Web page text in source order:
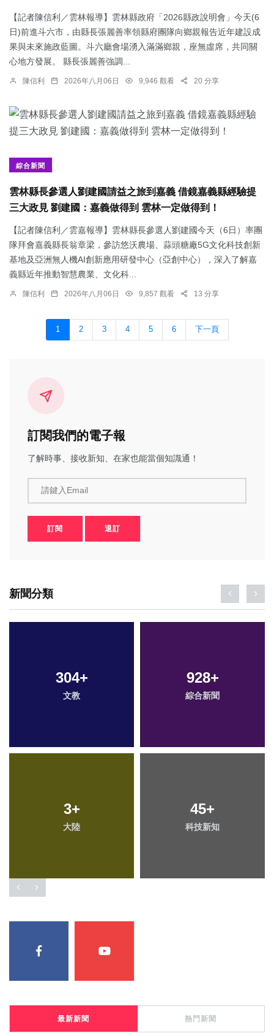
【記者陳信利／雲林報導】雲林縣政府「2026縣政說明會」今天(6
日)前進斗六市，由縣長張麗善率領縣府團隊向鄉親報告近年建設成
果與未來施政藍圖。斗六廳會場湧入滿滿鄉親，座無虛席，共同關
心地方發展。 縣長張麗善強調...
陳信利 2026年八月06日 9,946 觀看 20 分享
綜合新聞
雲林縣長參選人劉建國請益之旅到嘉義 借鏡嘉義縣經驗提
三大政見 劉建國：嘉義做得到 雲林一定做得到！
【記者陳信利／雲嘉報導】雲林縣長參選人劉建國今天（6日）率團
隊拜會嘉義縣長翁章梁，參訪悠沃農場、蒜頭糖廠5G文化科技創新
基地及亞洲無人機AI創新應用研發中心（亞創中心），深入了解嘉
義縣近年推動智慧農業、文化科...
陳信利 2026年八月06日 9,857 觀看 13 分享
1 2 3 4 5 6 下一頁
訂閱我們的電子報
了解時事、接收新知、在家也能當個知識通！
請鍵入Email
訂閱 退訂
新聞分類
304+
文教
928+
綜合新聞
3+
大陸
45+
科技新知
最新新聞 熱門新聞